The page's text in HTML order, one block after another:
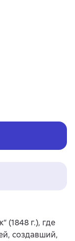
(1848 г.), где
создавший,